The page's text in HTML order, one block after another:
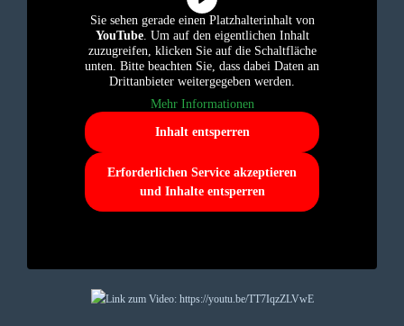
Sie sehen gerade einen Platzhalterinhalt von
YouTube. Um auf den eigentlichen Inhalt
zuzugreifen, klicken Sie auf die Schaltfläche
unten. Bitte beachten Sie, dass dabei Daten an
Drittanbieter weitergegeben werden.
Mehr Informationen
Inhalt entsperren
Erforderlichen Service akzeptieren
und Inhalte entsperren